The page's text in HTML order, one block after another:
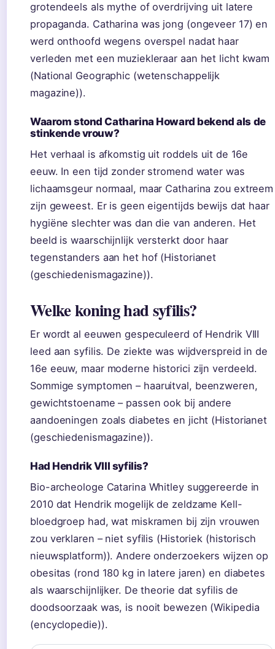
grotendeels als mythe of overdrijving uit latere
propaganda. Catharina was jong (ongeveer 17) en
werd onthoofd wegens overspel nadat haar
verleden met een muziekleraar aan het licht kwam
(National Geographic (wetenschappelijk
magazine)).
Waarom stond Catharina Howard bekend als de
stinkende vrouw?
Het verhaal is afkomstig uit roddels uit de 16e
eeuw. In een tijd zonder stromend water was
lichaamsgeur normaal, maar Catharina zou extreem
zijn geweest. Er is geen eigentijds bewijs dat haar
hygiëne slechter was dan die van anderen. Het
beeld is waarschijnlijk versterkt door haar
tegenstanders aan het hof (Historianet
(geschiedenismagazine)).
Welke koning had syfilis?
Er wordt al eeuwen gespeculeerd of Hendrik VIII
leed aan syfilis. De ziekte was wijdverspreid in de
16e eeuw, maar moderne historici zijn verdeeld.
Sommige symptomen – haaruitval, beenzweren,
gewichtstoename – passen ook bij andere
aandoeningen zoals diabetes en jicht (Historianet
(geschiedenismagazine)).
Had Hendrik VIII syfilis?
Bio-archeologe Catarina Whitley suggereerde in
2010 dat Hendrik mogelijk de zeldzame Kell-
bloedgroep had, wat miskramen bij zijn vrouwen
zou verklaren – niet syfilis (Historiek (historisch
nieuwsplatform)). Andere onderzoekers wijzen op
obesitas (rond 180 kg in latere jaren) en diabetes
als waarschijnlijker. De theorie dat syfilis de
doodsoorzaak was, is nooit bewezen (Wikipedia
(encyclopedie)).